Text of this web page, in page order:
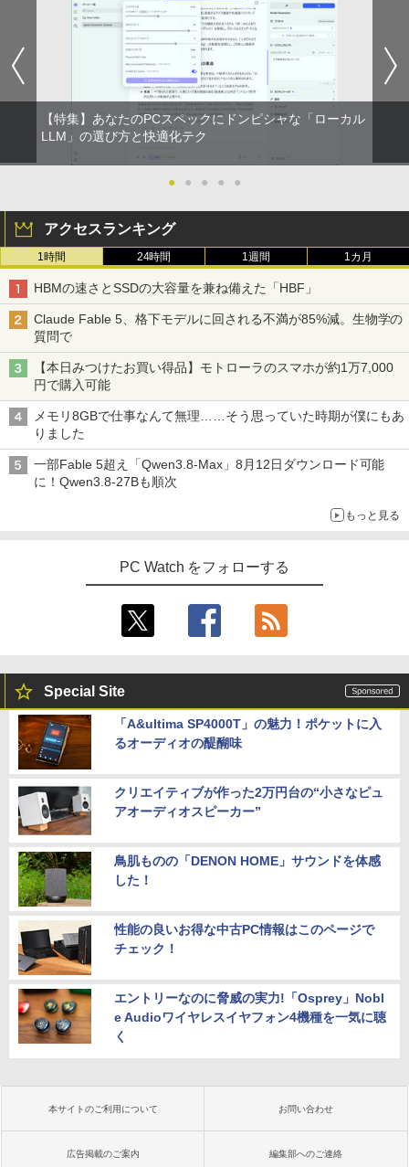
【特集】あなたのPCスペックにドンピシャな「ローカル
LLM」の選び方と快適化テク
● ● ● ● ●
アクセスランキング
1時間 24時間 1週間 1カ月
HBMの速さとSSDの大容量を兼ね備えた「HBF」
Claude Fable 5、格下モデルに回される不満が85%減。生物学の
質問で
【本日みつけたお買い得品】モトローラのスマホが約1万7,000
円で購入可能
メモリ8GBで仕事なんて無理……そう思っていた時期が僕にもあ
りました
一部Fable 5超え「Qwen3.8-Max」8月12日ダウンロード可能
に！Qwen3.8-27Bも順次
もっと見る
PC Watch をフォローする
Special Site
「A&ultima SP4000T」の魅力！ポケットに入
るオーディオの醍醐味
クリエイティブが作った2万円台の“小さなピュ
アオーディオスピーカー”
鳥肌ものの「DENON HOME」サウンドを体感
した！
性能の良いお得な中古PC情報はこのページで
チェック！
エントリーなのに脅威の実力!「Osprey」Nobl
e Audioワイヤレスイヤフォン4機種を一気に聴
く
本サイトのご利用について お問い合わせ
広告掲載のご案内 編集部へのご連絡